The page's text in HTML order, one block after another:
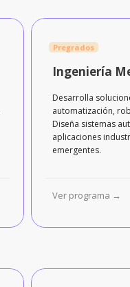
Pregrados
Ingeniería
Desarrolla
automatización,
Diseña sistemas
aplicaciones
emergentes.
Ver programa →